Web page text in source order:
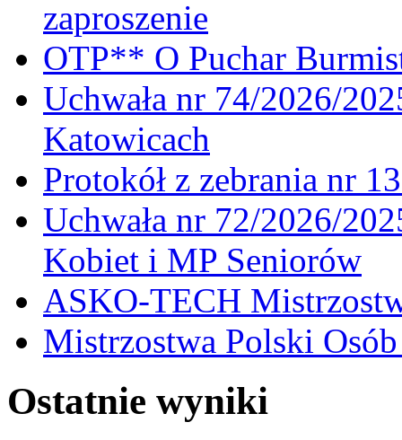
zaproszenie
OTP** O Puchar
Uchwała nr 74/2026/
Katowicach
Protokół z zebrania nr
Uchwała nr 72/2026/
Kobiet i MP Seniorów
ASKO-TECH
Mistrzostwa Polski
Ostatnie wyniki